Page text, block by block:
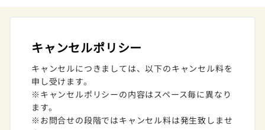
キャンセルポリシー
キャンセルにつきましては、以下のキャンセル料を
申し受けます。
※キャンセルポリシーの内容はスペース毎に異なり
ます。
※お問合せの段階ではキャンセル料は発生致しませ